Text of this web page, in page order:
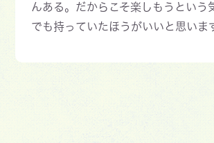
んある。だからこそ楽しもうという
でも持っていたほうがいいと思いま